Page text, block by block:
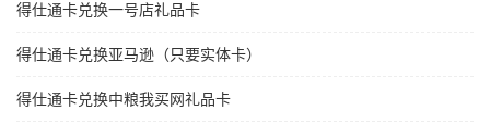
得仕通卡兑换一号店礼品卡
得仕通卡兑换亚马逊（只要实体卡）
得仕通卡兑换中粮我买网礼品卡